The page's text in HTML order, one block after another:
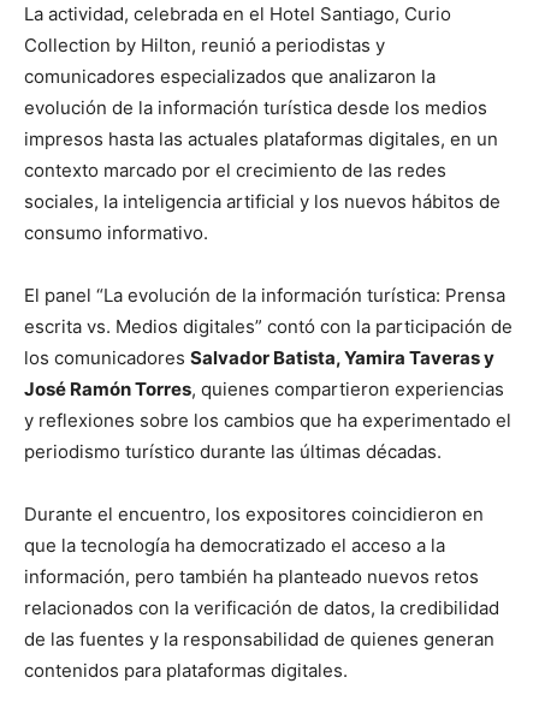
La actividad, celebrada en el Hotel Santiago, Curio
Collection by Hilton, reunió a periodistas y
comunicadores especializados que analizaron la
evolución de la información turística desde los medios
impresos hasta las actuales plataformas digitales, en un
contexto marcado por el crecimiento de las redes
sociales, la inteligencia artificial y los nuevos hábitos de
consumo informativo.
El panel “La evolución de la información turística: Prensa
escrita vs. Medios digitales” contó con la participación de
los comunicadores Salvador Batista, Yamira Taveras y
José Ramón Torres, quienes compartieron experiencias
y reflexiones sobre los cambios que ha experimentado el
periodismo turístico durante las últimas décadas.
Durante el encuentro, los expositores coincidieron en
que la tecnología ha democratizado el acceso a la
información, pero también ha planteado nuevos retos
relacionados con la verificación de datos, la credibilidad
de las fuentes y la responsabilidad de quienes generan
contenidos para plataformas digitales.